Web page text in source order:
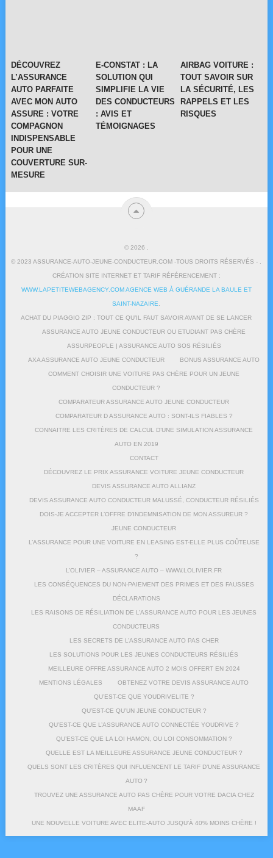
DÉCOUVREZ
L’ASSURANCE
AUTO PARFAITE
AVEC MON AUTO
ASSURE : VOTRE
COMPAGNON
INDISPENSABLE
POUR UNE
COUVERTURE SUR-
MESURE
E-CONSTAT : LA
SOLUTION QUI
SIMPLIFIE LA VIE
DES CONDUCTEURS
: AVIS ET
TÉMOIGNAGES
AIRBAG VOITURE :
TOUT SAVOIR SUR
LA SÉCURITÉ, LES
RAPPELS ET LES
RISQUES
© 2026
© 2023 ASSURANCE-AUTO-JEUNE-CONDUCTEUR.COM -TOUS DROITS RÉSERVÉS - .
CRÉATION SITE INTERNET ET TARIF RÉFÉRENCEMENT :
WWW.LAPETITEWEBAGENCY.COM AGENCE WEB À GUÉRANDE LA BAULE ET
SAINT-NAZAIRE
ACHAT DU PIAGGIO ZIP : TOUT CE QU’IL FAUT SAVOIR AVANT DE SE LANCER
ASSURANCE AUTO JEUNE CONDUCTEUR OU ETUDIANT PAS CHÈRE
ASSURPEOPLE | ASSURANCE AUTO SOS RÉSILIÉS
AXA ASSURANCE AUTO JEUNE CONDUCTEUR BONUS ASSURANCE AUTO
COMMENT CHOISIR UNE VOITURE PAS CHÈRE POUR UN JEUNE
CONDUCTEUR ?
COMPARATEUR ASSURANCE AUTO JEUNE CONDUCTEUR
COMPARATEUR D ASSURANCE AUTO : SONT-ILS FIABLES ?
CONNAITRE LES CRITÈRES DE CALCUL D’UNE SIMULATION ASSURANCE
AUTO EN 2019
CONTACT
DÉCOUVREZ LE PRIX ASSURANCE VOITURE JEUNE CONDUCTEUR
DEVIS ASSURANCE AUTO ALLIANZ
DEVIS ASSURANCE AUTO CONDUCTEUR MALUSSÉ, CONDUCTEUR RÉSILIÉS
DOIS-JE ACCEPTER L’OFFRE D’INDEMNISATION DE MON ASSUREUR ?
JEUNE CONDUCTEUR
L’ASSURANCE POUR UNE VOITURE EN LEASING EST-ELLE PLUS COÛTEUSE
?
L’OLIVIER – ASSURANCE AUTO – WWW.LOLIVIER.FR
LES CONSÉQUENCES DU NON-PAIEMENT DES PRIMES ET DES FAUSSES
DÉCLARATIONS
LES RAISONS DE RÉSILIATION DE L’ASSURANCE AUTO POUR LES JEUNES
CONDUCTEURS
LES SECRETS DE L’ASSURANCE AUTO PAS CHER
LES SOLUTIONS POUR LES JEUNES CONDUCTEURS RÉSILIÉS
MEILLEURE OFFRE ASSURANCE AUTO 2 MOIS OFFERT EN 2024
MENTIONS LÉGALES OBTENEZ VOTRE DEVIS ASSURANCE AUTO
QU’EST-CE QUE YOUDRIVELITE ?
QU’EST-CE QU’UN JEUNE CONDUCTEUR ?
QU’EST-CE QUE L’ASSURANCE AUTO CONNECTÉE YOUDRIVE ?
QU’EST-CE QUE LA LOI HAMON, OU LOI CONSOMMATION ?
QUELLE EST LA MEILLEURE ASSURANCE JEUNE CONDUCTEUR ?
QUELS SONT LES CRITÈRES QUI INFLUENCENT LE TARIF D’UNE ASSURANCE
AUTO ?
TROUVEZ UNE ASSURANCE AUTO PAS CHÈRE POUR VOTRE DACIA CHEZ
MAAF
UNE NOUVELLE VOITURE AVEC ELITE-AUTO JUSQU’À 40% MOINS CHÈRE !